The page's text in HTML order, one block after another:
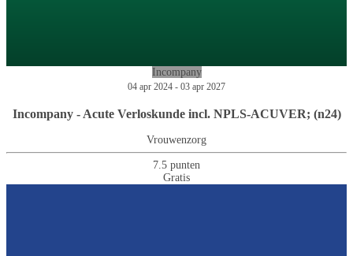
Incompany
04 apr 2024 - 03 apr 2027
Incompany - Acute Verloskunde incl. NPLS-ACUVER; (n24)
Vrouwenzorg
7.5 punten
Gratis